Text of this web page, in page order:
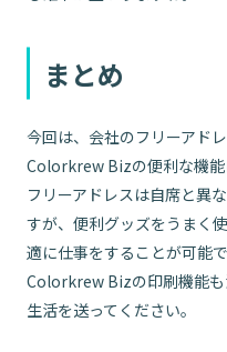
まとめ
今回は、会社のフリーアド
Colorkrew Bizの便利な機能
フリーアドレスは自席と異
すが、便利グッズをうまく
適に仕事をすることが可能で
Colorkrew Bizの印刷機能も
生活を送ってください。